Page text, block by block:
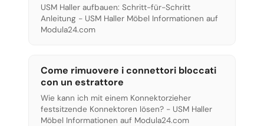
USM Haller aufbauen: Schritt-für-Schritt
Anleitung - USM Haller Möbel Informationen auf
Modula24.com
Come rimuovere i connettori bloccati
con un estrattore
Wie kann ich mit einem Konnektorzieher
festsitzende Konnektoren lösen? - USM Haller
Möbel Informationen auf Modula24.com